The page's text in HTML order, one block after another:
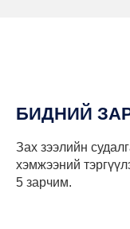
БИДНИЙ
Зах зээлийн
хэмжээний
5 зарчим.